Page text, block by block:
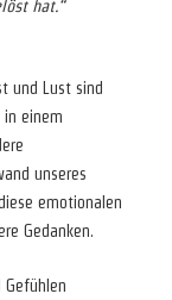
hat.“
und Lust sind
in einem
unseres
emotionalen
Gedanken.